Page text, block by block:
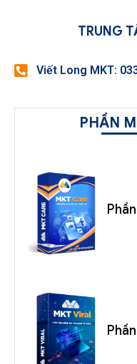
TRUNG
Viết Long MKT:
PHẦN